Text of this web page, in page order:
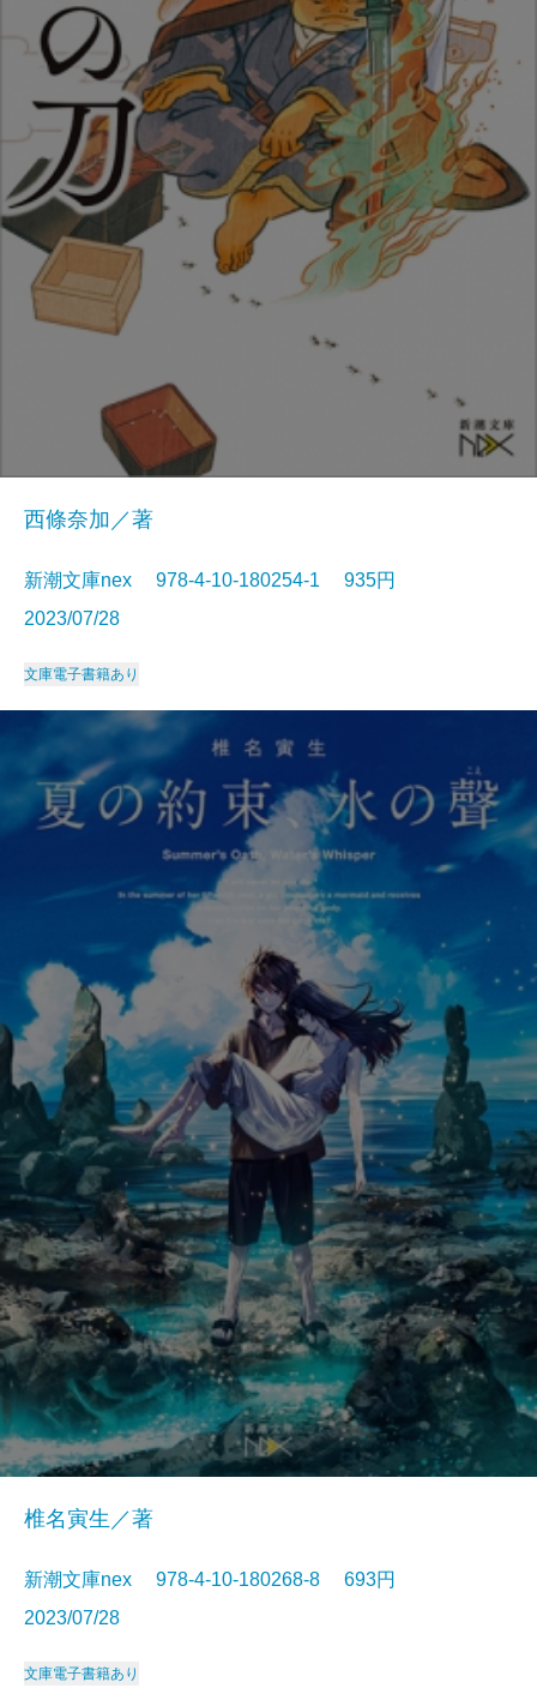
西條奈加／著
新潮文庫nex 978-4-10-180254-1 935円
2023/07/28
文庫電子書籍あり
椎名寅生／著
新潮文庫nex 978-4-10-180268-8 693円
2023/07/28
文庫電子書籍あり